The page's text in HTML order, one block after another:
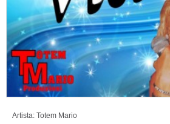
Artista: Totem Mario